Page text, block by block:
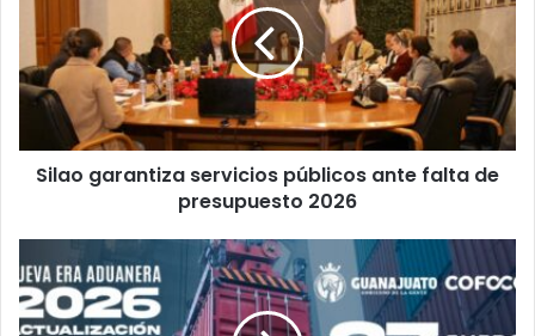
ante
falta
de
presupuesto
2026
Silao garantiza servicios públicos ante falta de
presupuesto 2026
lanza
curso
clave